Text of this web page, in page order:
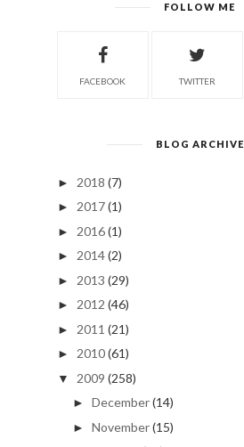
FOLLOW ME
FACEBOOK TWITTER
BLOG ARCHIVE
► 2018 (7)
► 2017(1)
► 2016(1)
► 2014(2)
► 2013 (29)
► 2012 (46)
► 2011 (21)
► 2010(61)
▼ 2009 (258)
► December(14)
► November(15)